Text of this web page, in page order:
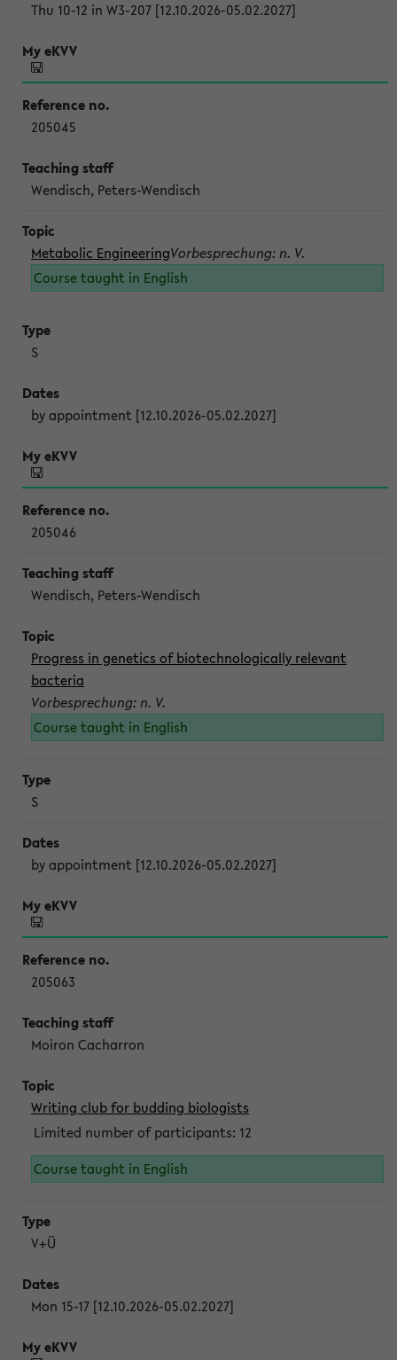
Thu 10-12 in W3-207 [12.10.2026-05.02.2027]
205045
Wendisch, Peters-Wendisch
Metabolic EngineeringVorbesprechung: n. V.
Course taught in English
S
by appointment [12.10.2026-05.02.2027]
205046
Wendisch, Peters-Wendisch
Progress in genetics of biotechnologically relevant
bacteria
Vorbesprechung: n. V.
Course taught in English
S
by appointment [12.10.2026-05.02.2027]
205063
Moiron Cacharron
Writing club for budding biologists
Limited number of participants: 12
Course taught in English
V+Ü
Mon 15-17 [12.10.2026-05.02.2027]